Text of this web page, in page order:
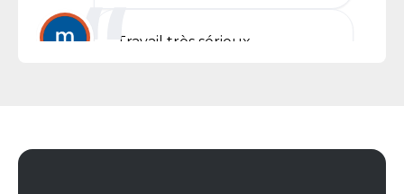
Travail très sérieux